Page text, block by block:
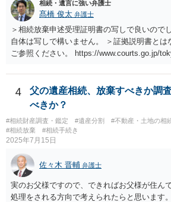
相続・遺言に強い弁護士
髙橋 俊太 弁護士
＞相続放棄申述受理証明書の写しで良いので
自体は写しで構いません。 ＞証拠説明書とは
ご参照ください。 https://www.courts.go.jp/
4
父の遺産相続、放棄すべきか調
べきか？
#相続財産調査・鑑定 #遺産分割 #不動産・土地の相
#相続放棄
#相続手続き
2025年7月15日
佐々木 晋輔 弁護士
実のお父様ですので、できればお父様が住ん
処理をされる方向で考えられたらと思います